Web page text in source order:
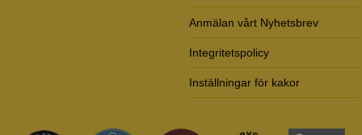
Anmälan vårt Nyhetsbrev
Integritetspolicy
Inställningar för kakor